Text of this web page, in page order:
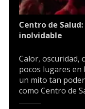
Centro de
inolvidable
Calor, oscuridad,
pocos lugares en
un mito tan
como Centro de